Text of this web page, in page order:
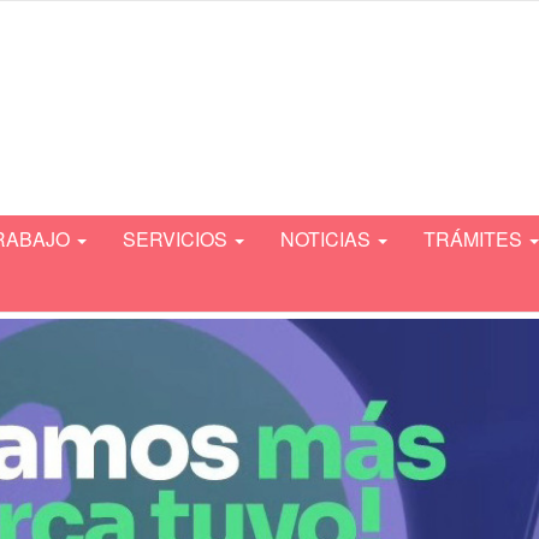
SERVICIOS NOTICIAS
TRÁMITES